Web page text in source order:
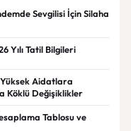
Sevgilisi İçin Silaha
Yılı Tatil Bilgileri
Aidatlara
Köklü Değişiklikler
Tablosu ve